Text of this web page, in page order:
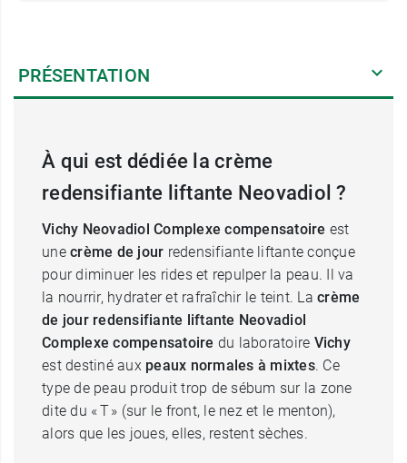
PRÉSENTATION
À qui est dédiée la crème
redensifiante liftante Neovadiol ?
Vichy Neovadiol Complexe compensatoire est
une crème de jour redensifiante liftante conçue
pour diminuer les rides et repulper la peau. Il va
la nourrir, hydrater et rafraîchir le teint. La crème
de jour redensifiante liftante Neovadiol
Complexe compensatoire du laboratoire Vichy
est destiné aux peaux normales à mixtes. Ce
type de peau produit trop de sébum sur la zone
dite du « T » (sur le front, le nez et le menton),
alors que les joues, elles, restent sèches.